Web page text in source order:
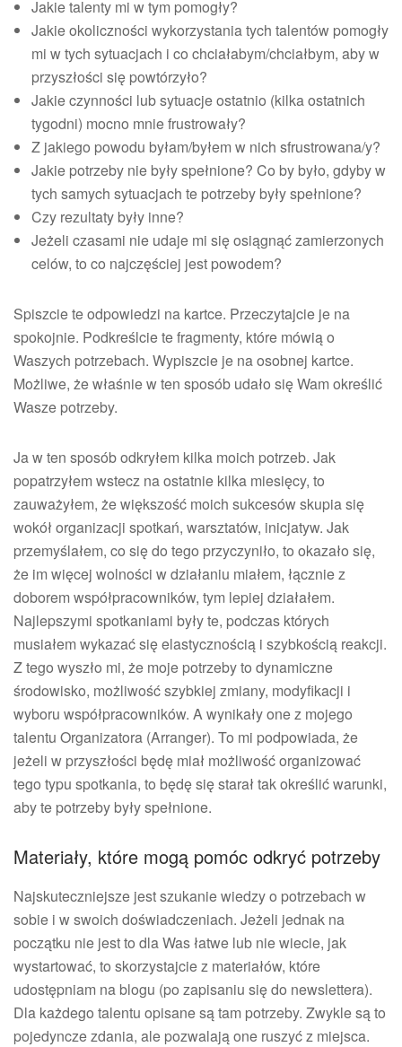
Jakie talenty mi w tym pomogły?
Jakie okoliczności wykorzystania tych talentów pomogły
mi w tych sytuacjach i co chciałabym/chciałbym, aby w
przyszłości się powtórzyło?
Jakie czynności lub sytuacje ostatnio (kilka ostatnich
tygodni) mocno mnie frustrowały?
Z jakiego powodu byłam/byłem w nich sfrustrowana/y?
Jakie potrzeby nie były spełnione? Co by było, gdyby w
tych samych sytuacjach te potrzeby były spełnione?
Czy rezultaty były inne?
Jeżeli czasami nie udaje mi się osiągnąć zamierzonych
celów, to co najczęściej jest powodem?
Spiszcie te odpowiedzi na kartce. Przeczytajcie je na
spokojnie. Podkreślcie te fragmenty, które mówią o
Waszych potrzebach. Wypiszcie je na osobnej kartce.
Możliwe, że właśnie w ten sposób udało się Wam określić
Wasze potrzeby.
Ja w ten sposób odkryłem kilka moich potrzeb. Jak
popatrzyłem wstecz na ostatnie kilka miesięcy, to
zauważyłem, że większość moich sukcesów skupia się
wokół organizacji spotkań, warsztatów, inicjatyw. Jak
przemyślałem, co się do tego przyczyniło, to okazało się,
że im więcej wolności w działaniu miałem, łącznie z
doborem współpracowników, tym lepiej działałem.
Najlepszymi spotkaniami były te, podczas których
musiałem wykazać się elastycznością i szybkością reakcji.
Z tego wyszło mi, że moje potrzeby to dynamiczne
środowisko, możliwość szybkiej zmiany, modyfikacji i
wyboru współpracowników. A wynikały one z mojego
talentu Organizatora (Arranger). To mi podpowiada, że
jeżeli w przyszłości będę miał możliwość organizować
tego typu spotkania, to będę się starał tak określić warunki,
aby te potrzeby były spełnione.
Materiały, które mogą pomóc odkryć potrzeby
Najskuteczniejsze jest szukanie wiedzy o potrzebach w
sobie i w swoich doświadczeniach. Jeżeli jednak na
początku nie jest to dla Was łatwe lub nie wiecie, jak
wystartować, to skorzystajcie z materiałów, które
udostępniam na blogu (po zapisaniu się do newslettera).
Dla każdego talentu opisane są tam potrzeby. Zwykle są to
pojedyncze zdania, ale pozwalają one ruszyć z miejsca.